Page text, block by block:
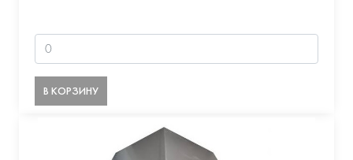
В КОРЗИНУ